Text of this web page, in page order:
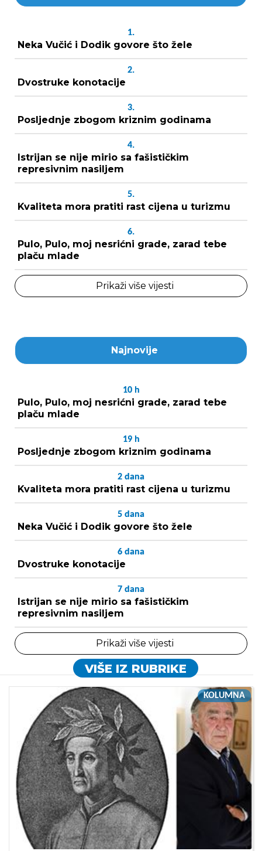
1.
Neka Vučić i Dodik govore što žele
2.
Dvostruke konotacije
3.
Posljednje zbogom kriznim godinama
4.
Istrijan se nije mirio sa fašističkim
represivnim nasiljem
5.
Kvaliteta mora pratiti rast cijena u turizmu
6.
Pulo, Pulo, moj nesrićni grade, zarad tebe
plaču mlade
Prikaži više vijesti
Najnovije
10 h
Pulo, Pulo, moj nesrićni grade, zarad tebe
plaču mlade
19 h
Posljednje zbogom kriznim godinama
2 dana
Kvaliteta mora pratiti rast cijena u turizmu
5 dana
Neka Vučić i Dodik govore što žele
6 dana
Dvostruke konotacije
7 dana
Istrijan se nije mirio sa fašističkim
represivnim nasiljem
Prikaži više vijesti
VIŠE IZ RUBRIKE
KOLUMNA